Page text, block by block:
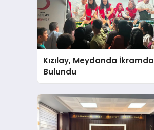
Kızılay, Meydanda İkramda
Bulundu